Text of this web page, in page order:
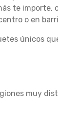
te importe,
o en
únicos
muy